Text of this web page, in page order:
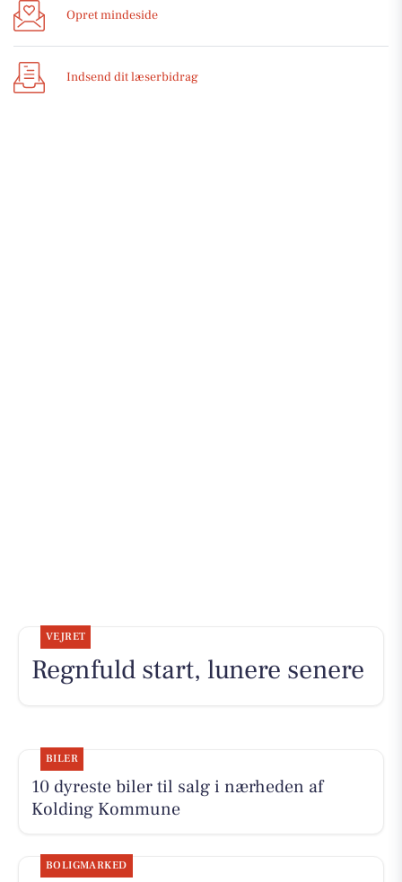
Opret mindeside
Indsend dit læserbidrag
VEJRET
Regnfuld start, lunere senere
BILER
10 dyreste biler til salg i nærheden af
Kolding Kommune
BOLIGMARKED